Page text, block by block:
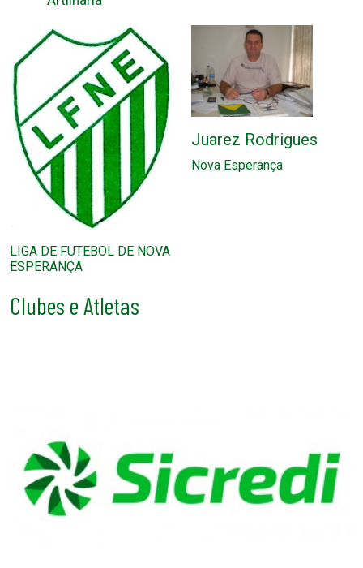
LIGA DE FUTEBOL DE NOVA
ESPERANÇA
Juarez Rodrigues
Nova Esperança
Clubes e Atletas